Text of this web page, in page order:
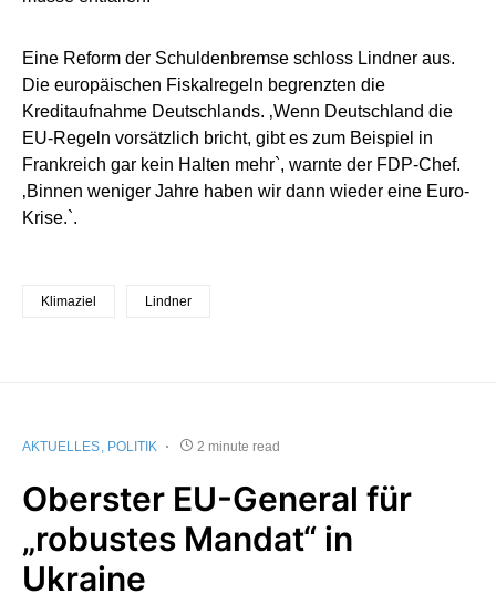
Eine Reform der Schuldenbremse schloss Lindner aus.
Die europäischen Fiskalregeln begrenzten die
Kreditaufnahme Deutschlands. ‚Wenn Deutschland die
EU-Regeln vorsätzlich bricht, gibt es zum Beispiel in
Frankreich gar kein Halten mehr`, warnte der FDP-Chef.
‚Binnen weniger Jahre haben wir dann wieder eine Euro-
Krise.`.
Klimaziel Lindner
AKTUELLES POLITIK 2 minute read
Oberster EU-General für
„robustes Mandat“ in
Ukraine